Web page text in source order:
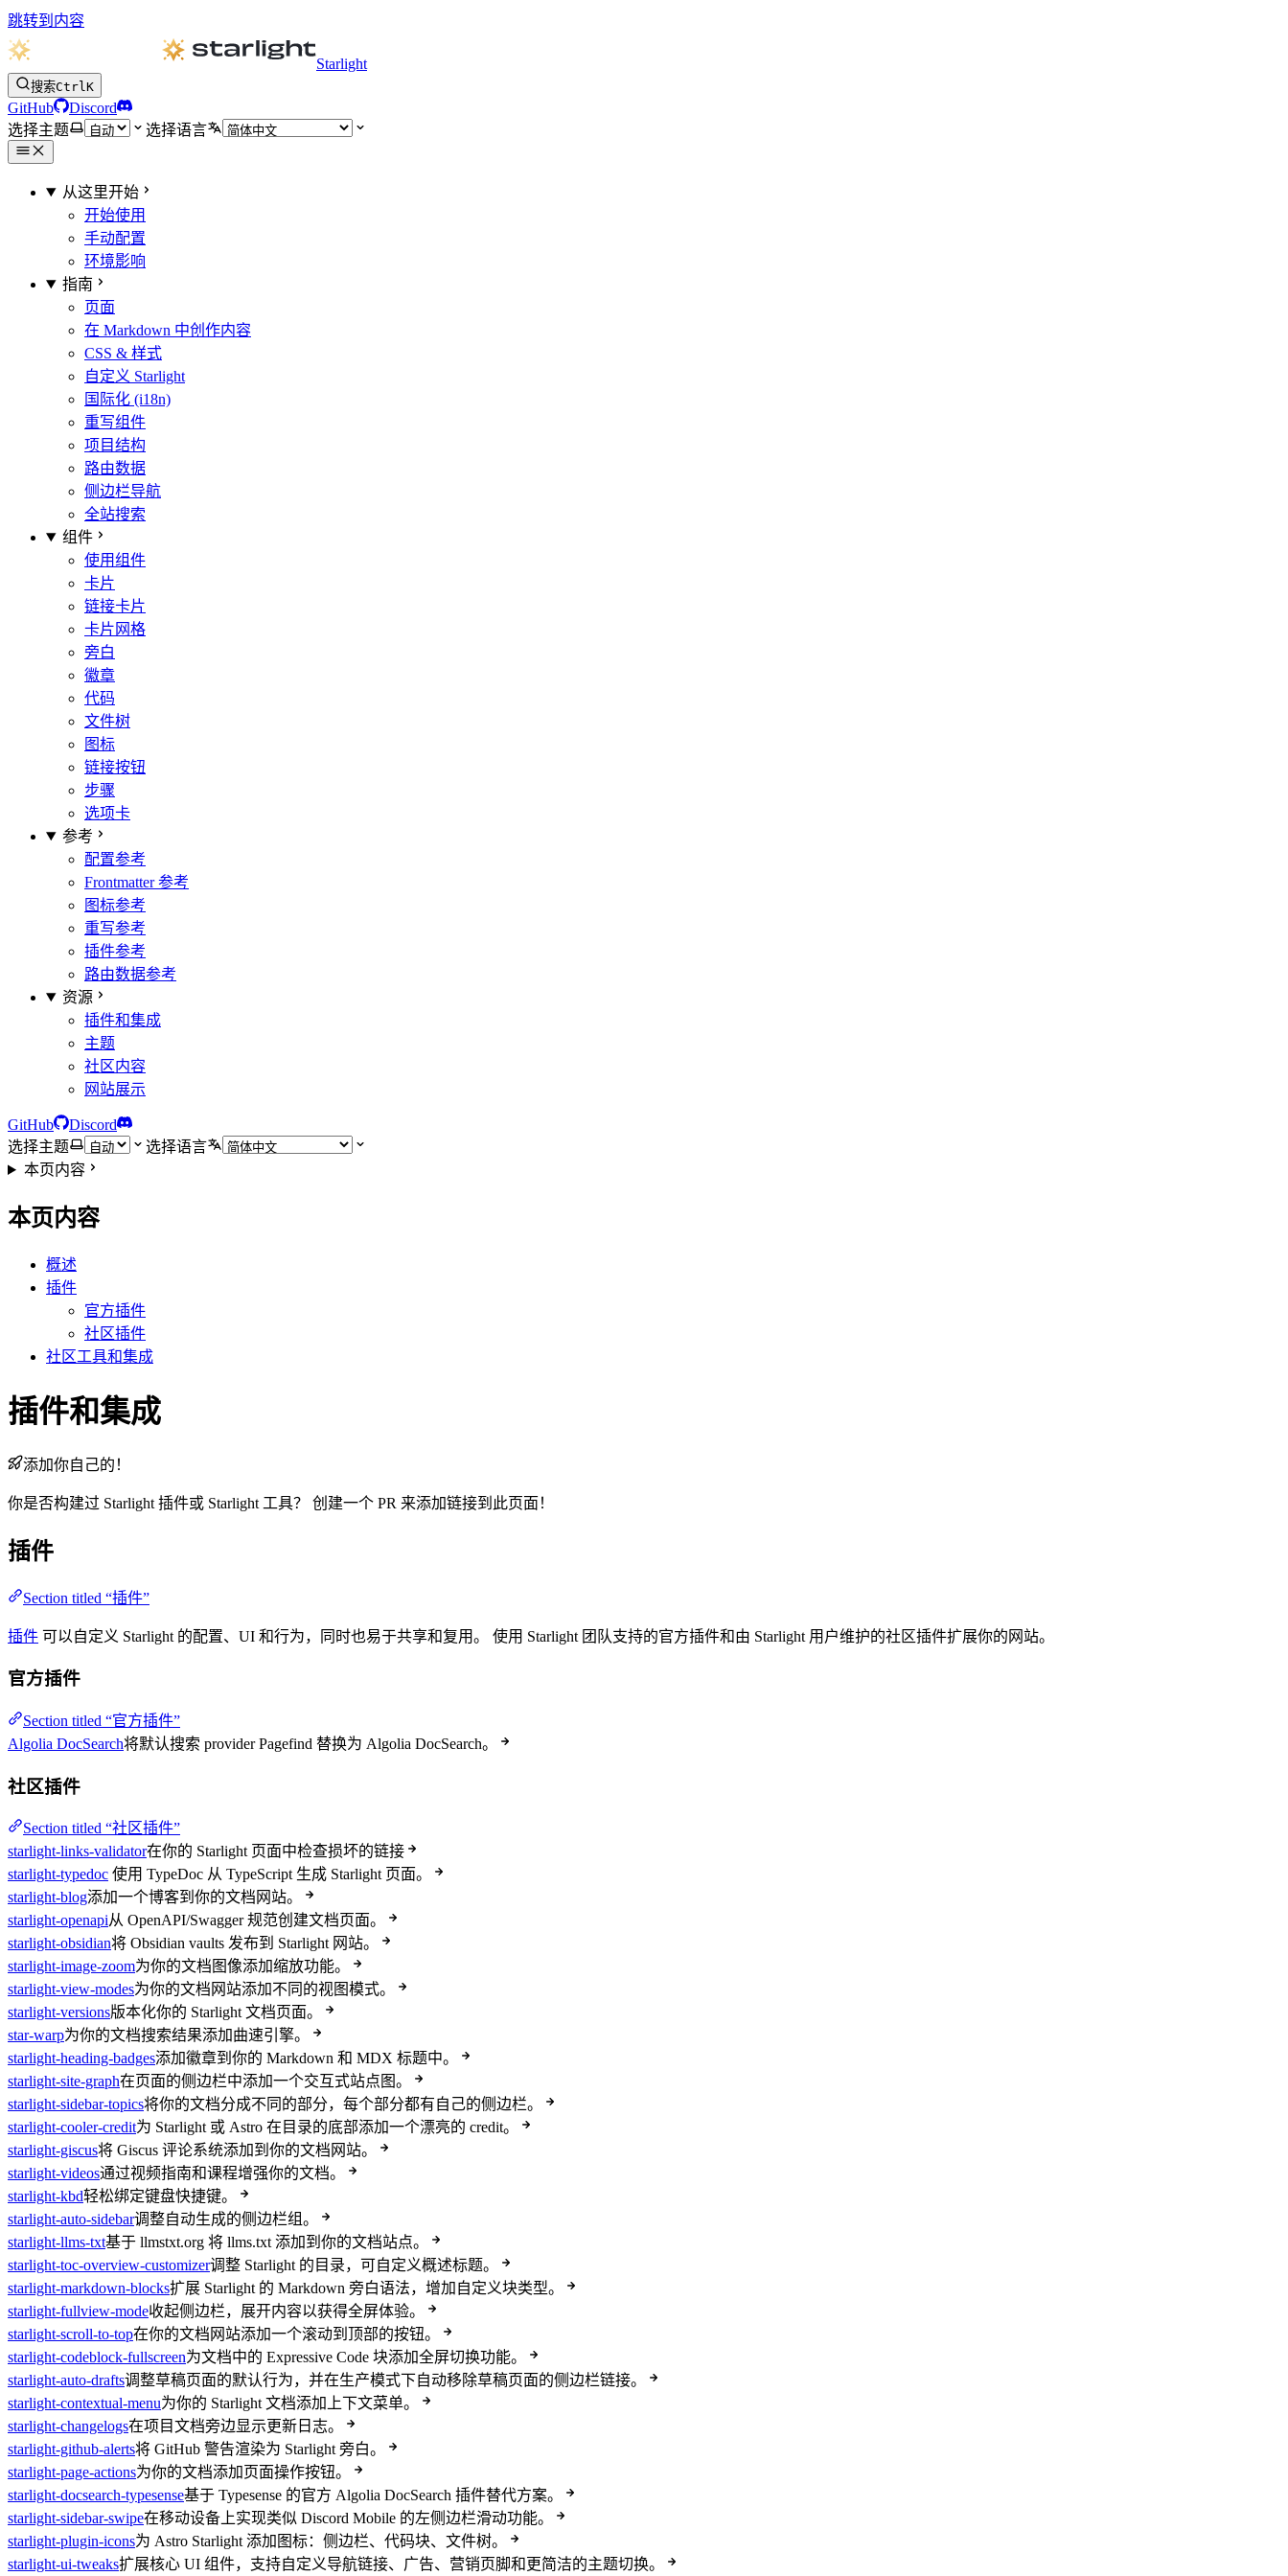
跳转到内容
Starlight
搜索CtrlK
GitHub
Discord
选择主题
选择语言
从这里开始
开始使用
手动配置
环境影响
指南
页面
在 Markdown 中创作内容
CSS & 样式
自定义 Starlight
国际化 (i18n)
重写组件
项目结构
路由数据
侧边栏导航
全站搜索
组件
使用组件
卡片
链接卡片
卡片网格
旁白
徽章
代码
文件树
图标
链接按钮
步骤
选项卡
参考
配置参考
Frontmatter 参考
图标参考
重写参考
插件参考
路由数据参考
资源
插件和集成
主题
社区内容
网站展示
GitHub
Discord
选择主题
选择语言
本页内容
本页内容
概述
插件
官方插件
社区插件
社区工具和集成
插件和集成
添加你自己的！
你是否构建过 Starlight 插件或 Starlight 工具？ 创建一个 PR 来添加链接到此页面！
插件
Section titled “插件”
插件 可以自定义 Starlight 的配置、UI 和行为，同时也易于共享和复用。 使用 Starlight 团队支持的官方插件和由 Starlight 用户维护的社区插件扩展你的网站。
官方插件
Section titled “官方插件”
Algolia DocSearch将默认搜索 provider Pagefind 替换为 Algolia DocSearch。
社区插件
Section titled “社区插件”
starlight-links-validator在你的 Starlight 页面中检查损坏的链接
starlight-typedoc 使用 TypeDoc 从 TypeScript 生成 Starlight 页面。
starlight-blog添加一个博客到你的文档网站。
starlight-openapi从 OpenAPI/Swagger 规范创建文档页面。
starlight-obsidian将 Obsidian vaults 发布到 Starlight 网站。
starlight-image-zoom为你的文档图像添加缩放功能。
starlight-view-modes为你的文档网站添加不同的视图模式。
starlight-versions版本化你的 Starlight 文档页面。
star-warp为你的文档搜索结果添加曲速引擎。
starlight-heading-badges添加徽章到你的 Markdown 和 MDX 标题中。
starlight-site-graph在页面的侧边栏中添加一个交互式站点图。
starlight-sidebar-topics将你的文档分成不同的部分，每个部分都有自己的侧边栏。
starlight-cooler-credit为 Starlight 或 Astro 在目录的底部添加一个漂亮的 credit。
starlight-giscus将 Giscus 评论系统添加到你的文档网站。
starlight-videos通过视频指南和课程增强你的文档。
starlight-kbd轻松绑定键盘快捷键。
starlight-auto-sidebar调整自动生成的侧边栏组。
starlight-llms-txt基于 llmstxt.org 将 llms.txt 添加到你的文档站点。
starlight-toc-overview-customizer调整 Starlight 的目录，可自定义概述标题。
starlight-markdown-blocks扩展 Starlight 的 Markdown 旁白语法，增加自定义块类型。
starlight-fullview-mode收起侧边栏，展开内容以获得全屏体验。
starlight-scroll-to-top在你的文档网站添加一个滚动到顶部的按钮。
starlight-codeblock-fullscreen为文档中的 Expressive Code 块添加全屏切换功能。
starlight-auto-drafts调整草稿页面的默认行为，并在生产模式下自动移除草稿页面的侧边栏链接。
starlight-contextual-menu为你的 Starlight 文档添加上下文菜单。
starlight-changelogs在项目文档旁边显示更新日志。
starlight-github-alerts将 GitHub 警告渲染为 Starlight 旁白。
starlight-page-actions为你的文档添加页面操作按钮。
starlight-docsearch-typesense基于 Typesense 的官方 Algolia DocSearch 插件替代方案。
starlight-sidebar-swipe在移动设备上实现类似 Discord Mobile 的左侧边栏滑动功能。
starlight-plugin-icons为 Astro Starlight 添加图标：侧边栏、代码块、文件树。
starlight-ui-tweaks扩展核心 UI 组件，支持自定义导航链接、广告、营销页脚和更简洁的主题切换。